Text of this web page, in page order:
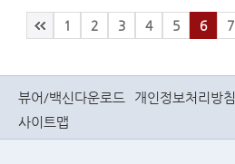
1 2 3 4 5 6 7
뷰어/백신다운로드 개인정보처리방침
사이트맵